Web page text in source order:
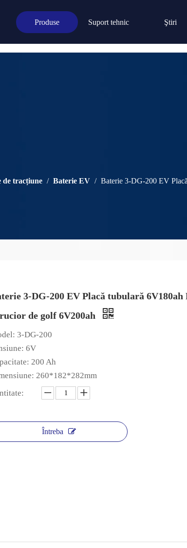
Produse Suport tehnic Ştiri
acid / Baterie de tracțiune Baterie EV
de golf 6V200ah
de tracțiune / Baterie EV / Baterie 3-DG-200 EV
3-DG-200 EV Placă tubulară
de golf 6V200ah
3-DG-200
6V
200 Ah
260*182*282mm
Întreba